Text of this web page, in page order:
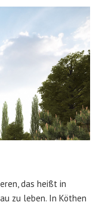
das heißt in
zu leben. In Köthen